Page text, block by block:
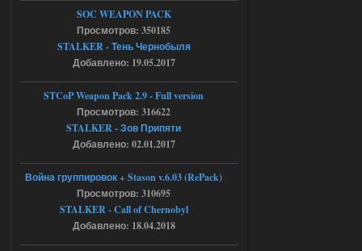
Stalker-Mods-Clan-su
Доступно только для пользователей
Ответить ➤
05.08.2026
Тайна Зоны - Remaster 2026
[05.08.26
20:23:10.934] [17468]
FATAL ERROR
[error]Expression : FATAL ERROR
[error]Function :
SOC WEAPON PACK
Просмотров: 350185
STALKER - Тень Чернобыля
Добавлено: 19.05.2017
STCoP Weapon Pack 2.9 - Full version
Просмотров: 316622
STALKER - Зов Припяти
Добавлено: 02.01.2017
Война группировок + Stason v.6.03 (RePack)
Просмотров: 310695
STALKER - Call of Chernobyl
Добавлено: 18.04.2018